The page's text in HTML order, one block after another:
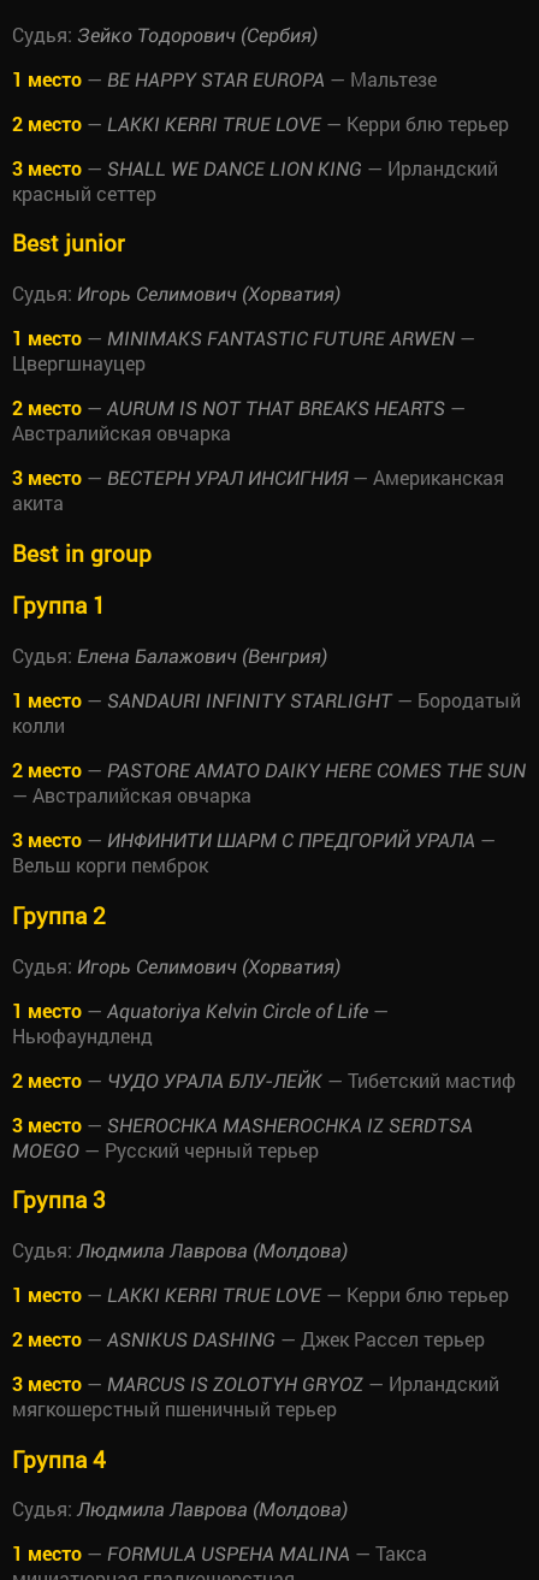
Судья: Зейко Тодорович (Сербия)
1 место — BE HAPPY STAR EUROPA — Мальтезе
2 место — LAKKI KERRI TRUE LOVE — Керри блю терьер
3 место — SHALL WE DANCE LION KING — Ирландский
красный сеттер
Best junior
Судья: Игорь Селимович (Хорватия)
1 место — MINIMAKS FANTASTIC FUTURE ARWEN —
Цвергшнауцер
2 место — AURUM IS NOT THAT BREAKS HEARTS —
Австралийская овчарка
3 место — ВЕСТЕРН УРАЛ ИНСИГНИЯ— Американская
акита
Best in group
Группа 1
Судья: Елена Балажович (Венгрия)
1 место — SANDAURI INFINITY STARLIGHT— Бородатый
колли
2 место — PASTORE AMATO DAIKY HERE COMES THE SUN
— Австралийская овчарка
3 место — ИНФИНИТИ ШАРМ С ПРЕДГОРИЙ УРАЛА —
Вельш корги пемброк
Группа 2
Судья: Игорь Селимович (Хорватия)
1 место — Aquatoriya Kelvin Circle of Life —
Ньюфаундленд
2 место — ЧУДО УРАЛА БЛУ-ЛЕЙК — Тибетский мастиф
3 место — SHEROCHKA MASHEROCHKA IZ SERDTSA
MOEGO — Русский черный терьер
Группа 3
Судья: Людмила Лаврова (Молдова)
1 место — LAKKI KERRI TRUE LOVE — Керри блю терьер
2 место — ASNIKUS DASHING — Джек Рассел терьер
3 место — MARCUS IS ZOLOTYH GRYOZ — Ирландский
мягкошерстный пшеничный терьер
Группа 4
Судья: Людмила Лаврова (Молдова)
1 место — FORMULA USPEHA MALINA — Такса